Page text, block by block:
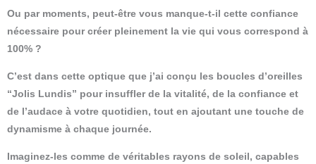
Ou par moments, peut-être vous manque-t-il cette confiance
nécessaire pour créer pleinement la vie qui vous correspond à
100% ?
C’est dans cette optique que j’ai conçu les boucles d’oreilles
“Jolis Lundis” pour insuffler de la vitalité, de la confiance et
de l’audace à votre quotidien, tout en ajoutant une touche de
dynamisme à chaque journée.
Imaginez-les comme de véritables rayons de soleil, capables